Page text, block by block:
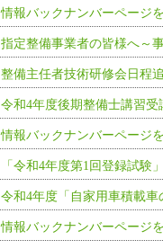
情報バックナンバーページ
指定整備事業者の皆様へ～
整備主任者技術研修会日程
令和4年度後期整備士講習
情報バックナンバーページ
「令和4年度第1回登録試験
令和4年度「自家用車積載
情報バックナンバーページ